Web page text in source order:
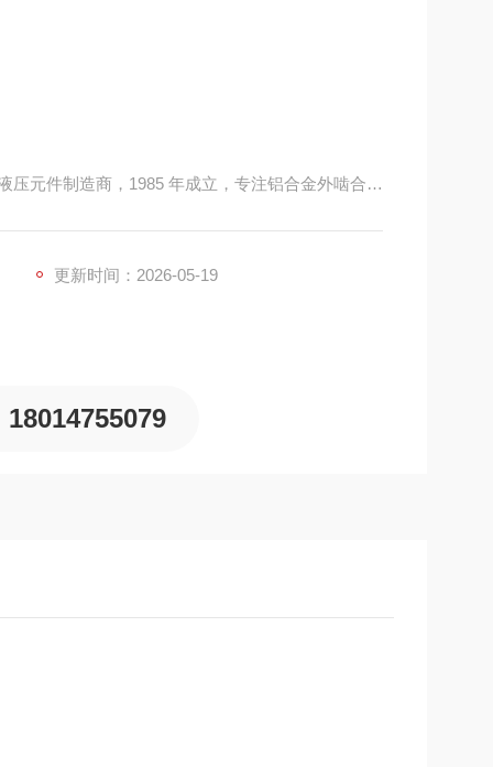
元件制造商，1985 年成立，专注铝合金外啮合齿
更新时间：2026-05-19
18014755079